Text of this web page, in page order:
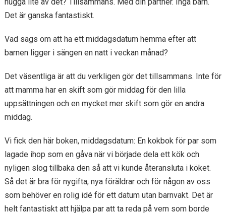
Det är ganska fantastiskt.
Vad sägs om att ha ett middagsdatum hemma efter att
barnen ligger i sängen en natt i veckan månad?
Det väsentliga är att du verkligen gör det tillsammans. Inte för
att mamma har en skift som gör middag för den lilla
uppsättningen och en mycket mer skift som gör en andra
middag.
Vi fick den här boken, middagsdatum: En kokbok för par som
lagade ihop som en gåva när vi började dela ett kök och
nyligen slog tillbaka den så att vi kunde återansluta i köket.
Så det är bra för nygifta, nya föräldrar och för någon av oss
som behöver en rolig idé för ett datum utan barnvakt. Det är
helt fantastiskt att hjälpa par att ta reda på vem som borde